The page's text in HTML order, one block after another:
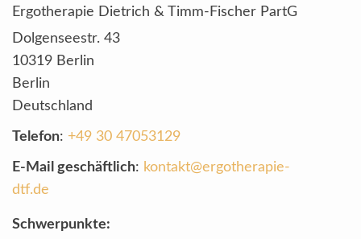
Ergotherapie Dietrich & Timm-Fischer PartG
Dolgenseestr. 43
10319 Berlin
Berlin
Deutschland
Telefon: +49 30 47053129
E-Mail geschäftlich: kontakt@ergotherapie-
dtf.de
Schwerpunkte: